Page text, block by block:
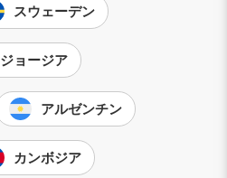
スウェーデン
ジョージア
アルゼンチン
カンボジア